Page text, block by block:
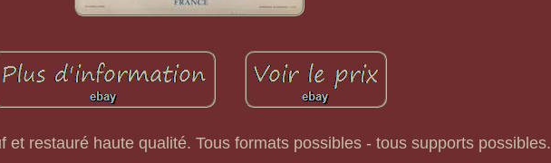
et restauré haute qualité. Tous formats possibles - tous supports possibles.